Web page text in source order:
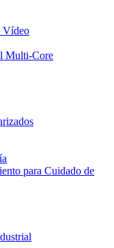
Vídeo
Multi-Core
para Cuidado de